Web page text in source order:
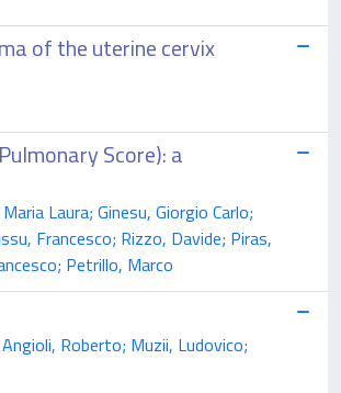
of the uterine cervix
Score): a
Laura; Ginesu, Giorgio Carlo;
Francesco; Rizzo, Davide; Piras,
Petrillo, Marco
Roberto; Muzii, Ludovico;